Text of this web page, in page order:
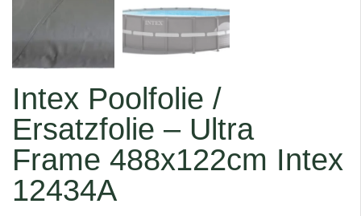
Intex Poolfolie /
Ersatzfolie – Ultra
Frame 488x122cm Intex
12434A